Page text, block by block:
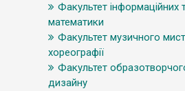
Факультет інформаційних
математики
Факультет музичного
хореографії
Факультет
дизайну